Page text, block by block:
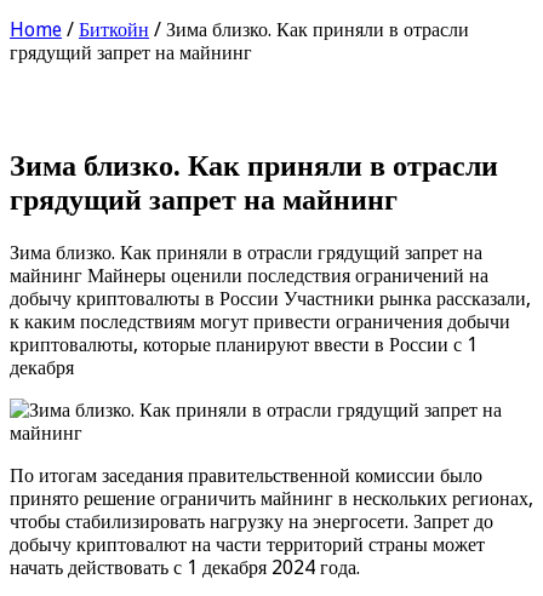
Home / Биткойн / Зима близко. Как приняли в отрасли
грядущий запрет на майнинг
Зима близко. Как приняли в отрасли
грядущий запрет на майнинг
Зима близко. Как приняли в отрасли грядущий запрет на
майнинг Майнеры оценили последствия ограничений на
добычу криптовалюты в России Участники рынка рассказали,
к каким последствиям могут привести ограничения добычи
криптовалюты, которые планируют ввести в России с 1
декабря
По итогам заседания правительственной комиссии было
принято решение ограничить майнинг в нескольких регионах,
чтобы стабилизировать нагрузку на энергосети. Запрет до
добычу криптовалют на части территорий страны может
начать действовать с 1 декабря 2024 года.